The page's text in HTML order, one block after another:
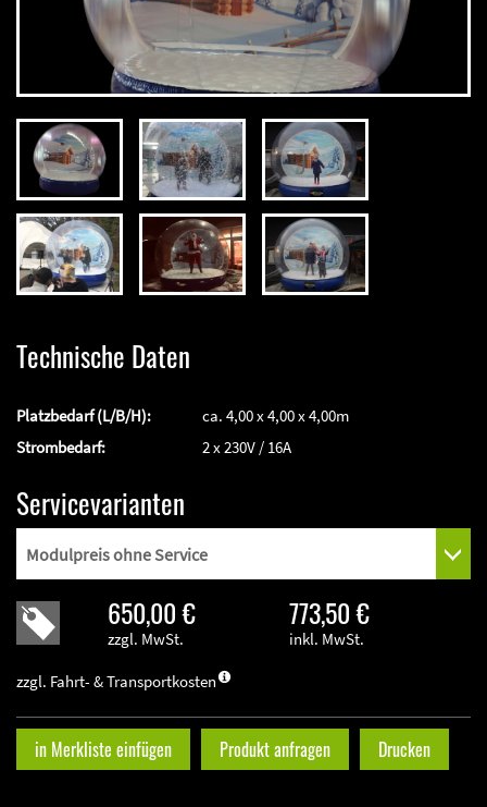
Servicevarianten
650,00 €
zzgl. MwSt.
773,50 €
inkl. MwSt.
zzgl. Fahrt- & Transportkosten
in Merkliste einfügen Produkt anfragen Drucken
Technische Daten
Platzbedarf (L/B/H):
ca. 4,00 x 4,00 x 4,00m
Strombedarf:
2 x 230V / 16A